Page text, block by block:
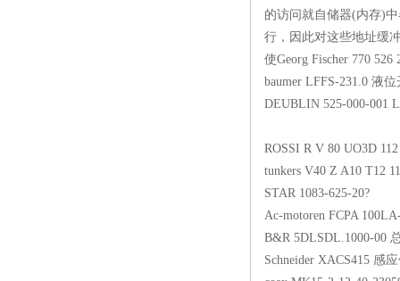
的访问就自储器(内存)
行，因此对这些地址缓
使Georg Fischer
baumer LFFS-
DEUBLIN 525-
ROSSI R V 80
tunkers V40 Z
STAR 1083-
Ac-motoren FCPA
B&R
Schneider